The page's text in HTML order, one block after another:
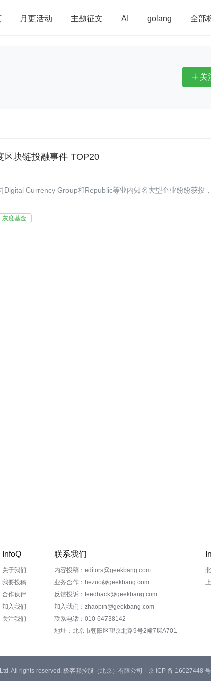
月更活动 主题征文 AI golang 全部
redis
 关
块链投融事件 TOP20
Currency Group和Republic等业内知名大型企业纷纷获投
灰度基金
InfoQ
关于我们
我要投稿
合作伙伴
加入我们
关注我们
联系我们
内容投稿：editors@geekbang.com
业务合作：hezuo@geekbang.com
反馈投诉：feedback@geekbang.com
加入我们：zhaopin@geekbang.com
联系电话：010-64738142
地址：北京市朝阳区望京北路9号2幢7层A701
All rights reserved. 极客邦控股（北京）有限公司 | 京 ICP 备 16027448